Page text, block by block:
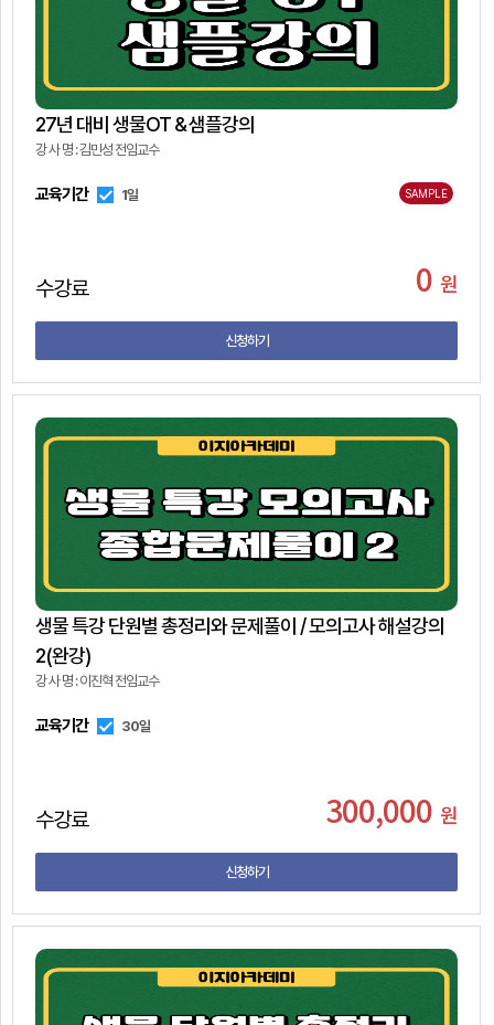
27년 대비 생물OT＆샘플강의
강 사 명 : 김민성 전임교수
교육기간 1일 SAMPLE
수강료 0 원
신청하기
생물 특강 단원별 총정리와 문제풀이 / 모의고사 해설강의
2(완강)
강 사 명 : 이진혁 전임교수
교육기간 30일
수강료 300,000 원
신청하기